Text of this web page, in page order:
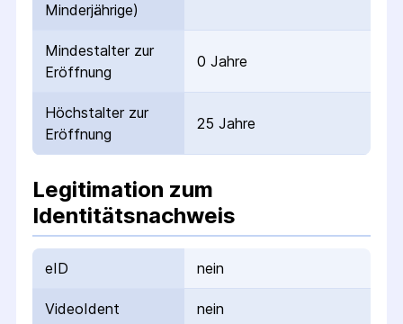
Minderjährige)
Mindestalter zur
Eröffnung
0 Jahre
Höchstalter zur
Eröffnung
25 Jahre
Legitimation zum
Identitätsnachweis
eID nein
VideoIdent nein